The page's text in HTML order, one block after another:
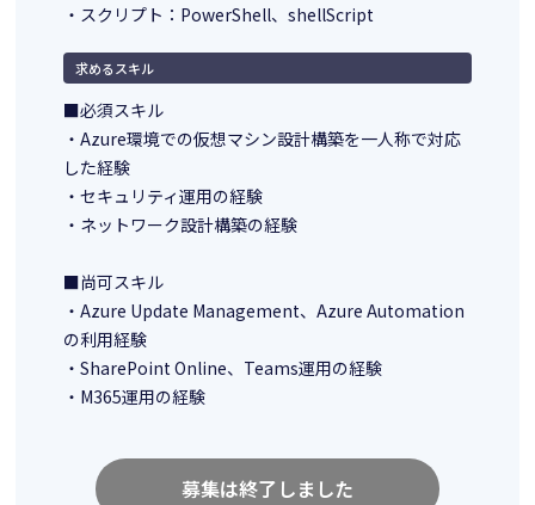
・スクリプト：PowerShell、shellScript
求めるスキル
■必須スキル
・Azure環境での仮想マシン設計構築を一人称で対応
した経験
・セキュリティ運用の経験
・ネットワーク設計構築の経験
■尚可スキル
・Azure Update Management、Azure Automation
の利用経験
・SharePoint Online、Teams運用の経験
・M365運用の経験
募集は終了しました